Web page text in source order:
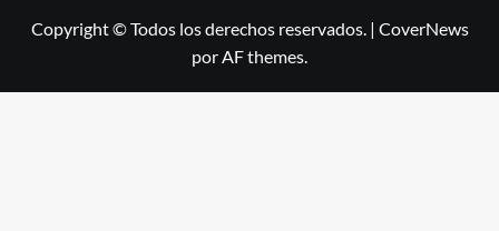
Copyright © Todos los derechos reservados. | CoverNews
por AF themes.